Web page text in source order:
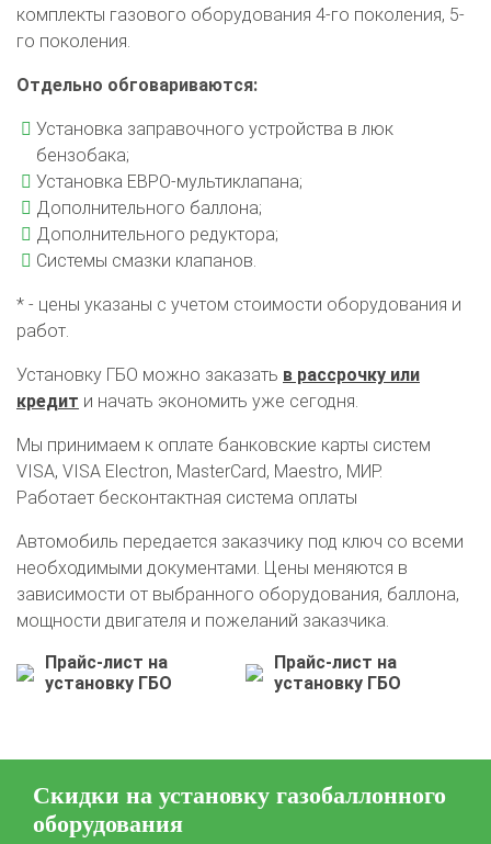
комплекты газового оборудования 4-го поколения, 5-
го поколения.
Отдельно обговариваются:
Установка заправочного устройства в люк
бензобака;
Установка ЕВРО-мультиклапана;
Дополнительного баллона;
Дополнительного редуктора;
Системы смазки клапанов.
* - цены указаны с учетом стоимости оборудования и
работ.
Установку ГБО можно заказать в рассрочку или
кредит и начать экономить уже сегодня.
Мы принимаем к оплате банковские карты систем
VISA, VISA Electron, MasterCard, Maestro, МИР.
Работает бесконтактная система оплаты
Автомобиль передается заказчику под ключ со всеми
необходимыми документами. Цены меняются в
зависимости от выбранного оборудования, баллона,
мощности двигателя и пожеланий заказчика.
Прайс-лист на
установку ГБО
Прайс-лист на
установку ГБО
Скидки на установку газобаллонного
оборудования